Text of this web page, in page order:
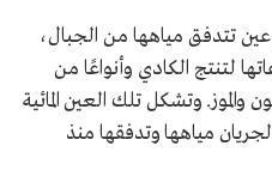
تتدفق مياهها من الجبال،
لتنتج الكادي وأنواعًا من
والموز. وتشكل تلك العين المائية
مياهها وتدفقها منذ